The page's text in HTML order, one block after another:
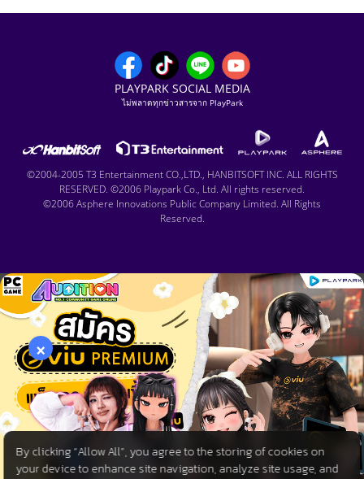
PLAYPARK SOCIAL MEDIA
ไม่พลาดทุกข่าวสารจาก PlayPark
©2004-2005 T3 Entertainment CO.,LTD., HANBITSOFT INC. ALL RIGHTS
RESERVED. ©2006 Playpark Co., Ltd. All rights reserved.
©2006 Asphere Innovations Public Company Limited. All Rights
Reserved.
×
By clicking “Allow All”, you agree to the storing of cookies on
your device to enhance site navigation, analyze site usage, and